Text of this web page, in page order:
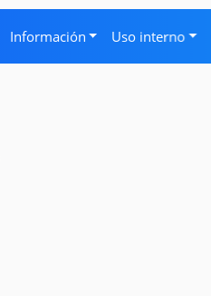
Información Uso interno